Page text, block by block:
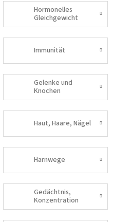
Hormonelles
Gleichgewicht
Immunität
Gelenke und
Knochen
Haut, Haare, Nägel
Harnwege
Gedächtnis,
Konzentration